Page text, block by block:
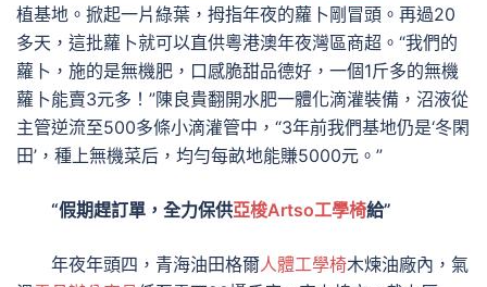
植基地。掀起一片綠葉，拇指年夜的蘿卜剛冒頭。再過20
多天，這批蘿卜就可以直供粵港澳年夜灣區商超。“我們的
蘿卜，施的是無機肥，口感脆甜品德好，一個1斤多的無機
蘿卜能賣3元多！”陳良貴翻開水肥一體化滴灌裝備，沼液從
主管逆流至500多條小滴灌管中，“3年前我們基地仍是‘冬閑
田’，種上無機菜后，均勻每畝地能賺5000元。”
“假期趕訂單，全力保供亞梭Artso工學椅給”
年夜年頭四，青海油田格爾人體工學椅木煉油廠內，氣